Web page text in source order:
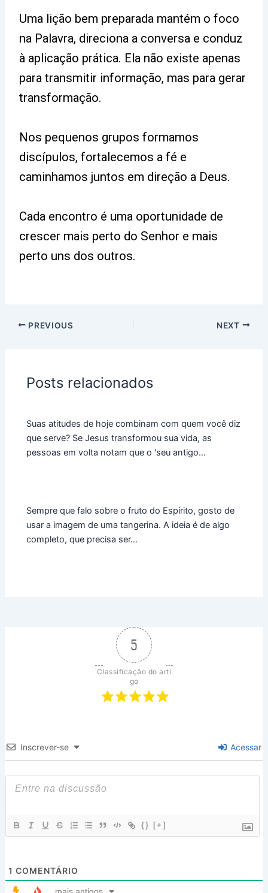
Uma lição bem preparada mantém o foco
na Palavra, direciona a conversa e conduz
à aplicação prática. Ela não existe apenas
para transmitir informação, mas para gerar
transformação.
Nos pequenos grupos formamos
discípulos, fortalecemos a fé e
caminhamos juntos em direção a Deus.
Cada encontro é uma oportunidade de
crescer mais perto do Senhor e mais
perto uns dos outros.
PREVIOUS NEXT
Posts relacionados
Suas atitudes de hoje combinam com quem você diz
que serve? Se Jesus transformou sua vida, as
pessoas em volta notam que o 'seu antigo…
Sempre que falo sobre o fruto do Espírito, gosto de
usar a imagem de uma tangerina. A ideia é de algo
completo, que precisa ser…
5
Classificação do arti
go
Inscrever-se Acessar
{} [+]
1 COMENTÁRIO
mais antigos